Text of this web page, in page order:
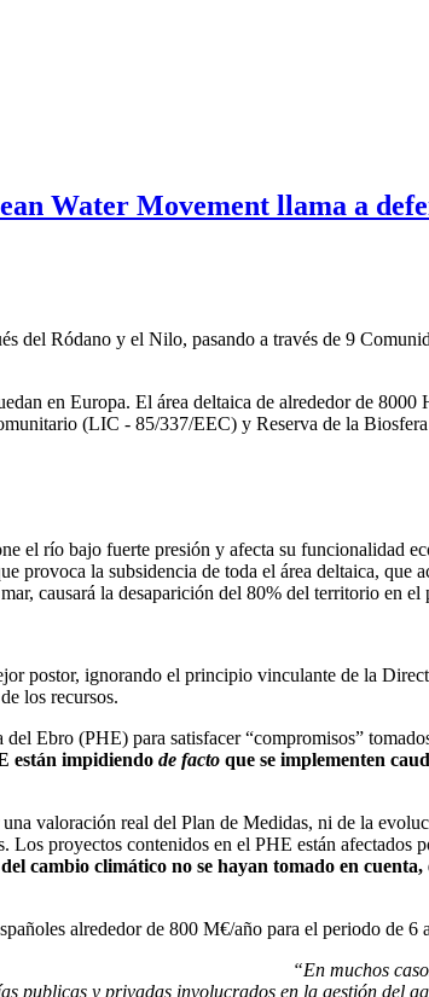
Water Movement llama a
del Ródano y el Nilo, pasando a través de 9
en Europa. El área deltaica de alrededor de
(LIC - 85/337/EEC) y Reserva de la
el río bajo fuerte presión y afecta su funcionalidad
provoca la subsidencia de toda el área deltaica,
causará la desaparición del 80% del territorio en
postor, ignorando el principio vinculante de la
los recursos.
Ebro (PHE) para satisfacer “compromisos”
están impidiendo de facto que se implementen
valoración real del Plan de Medidas, ni de la
proyectos contenidos en el PHE están afectados
cambio climático no se hayan tomado en
alrededor de 800 M€/año para el periodo de 6
“En muchos
publicas y privadas involucrados en la gestión del